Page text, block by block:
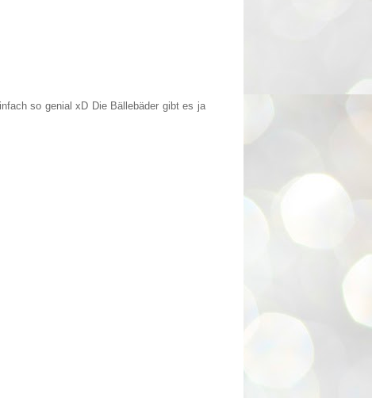
so genial xD Die Bällebäder gibt es ja